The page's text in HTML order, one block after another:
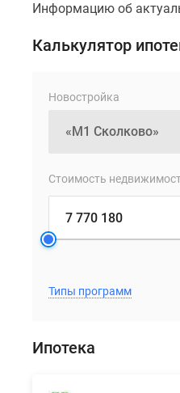
Информацию об
Калькулятор
Новостройка
Стоимость
Типы программ
Ипотека